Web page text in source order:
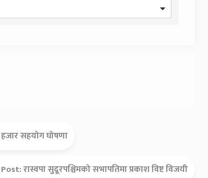
हजार सहयोग घोषणा
रास्वपा सुदूरपश्चिमको सभापतिमा प्रकाश विष्ट विजयी